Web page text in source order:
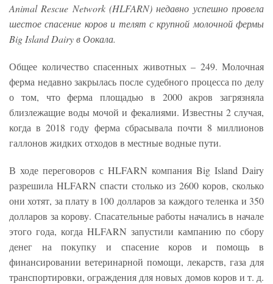
Animal Rescue Network (HLFARN) недавно успешно провела
шестое спасение коров и телят с крупной молочной фермы
Big Island Dairy в Оокала.
Общее количество спасенных животных – 249. Молочная
ферма недавно закрылась после судебного процесса по делу
о том, что ферма площадью в 2000 акров загрязняла
близлежащие воды мочой и фекалиями. Известны 2 случая,
когда в 2018 году ферма сбрасывала почти 8 миллионов
галлонов жидких отходов в местные водные пути.
В ходе переговоров с HLFARN компания Big Island Dairy
разрешила HLFARN спасти столько из 2600 коров, сколько
они хотят, за плату в 100 долларов за каждого теленка и 350
долларов за корову. Спасательные работы начались в начале
этого года, когда HLFARN запустили кампанию по сбору
денег на покупку и спасение коров и помощь в
финансировании ветеринарной помощи, лекарств, газа для
транспортировки, ограждения для новых домов коров и т. д.